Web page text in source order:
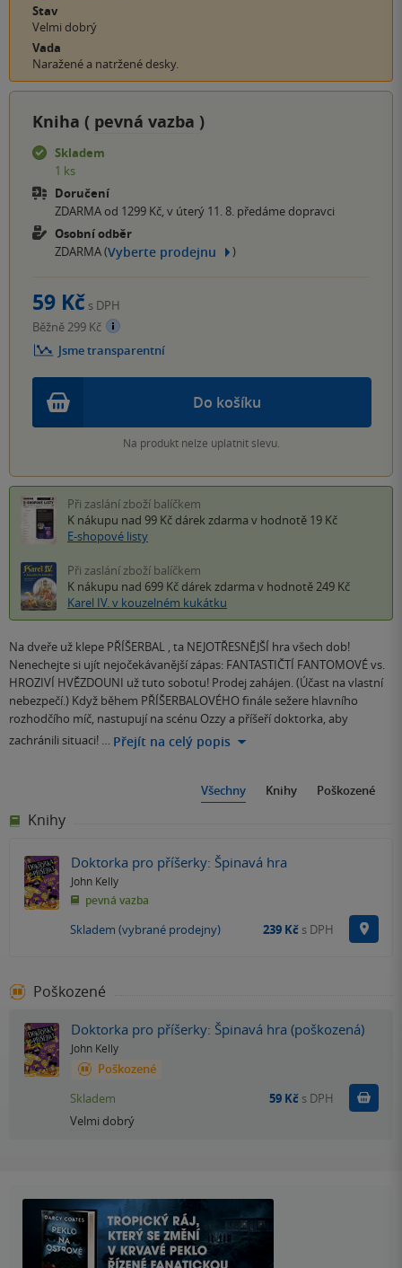
Stav
Velmi dobrý
Vada
Naražené a natržené desky.
Kniha ( pevná vazba )
Skladem
1 ks
Doručení
ZDARMA od 1299 Kč, v úterý 11. 8. předáme dopravci
Osobní odběr
ZDARMA (Vyberte prodejnu )
Do košíku
Na produkt nelze uplatnit slevu.
59 Kč s DPH
Běžně 299 Kč
Jsme transparentní
Při zaslání zboží balíčkem
K nákupu nad 99 Kč dárek zdarma v hodnotě 19 Kč
E-shopové listy
Při zaslání zboží balíčkem
K nákupu nad 699 Kč dárek zdarma v hodnotě 249 Kč
Karel IV. v kouzelném kukátku
Na dveře už klepe PŘÍŠERBAL , ta NEJOTŘESNĚJŠÍ hra všech dob!
Nenechejte si ujít nejočekávanější zápas: FANTASTIČTÍ FANTOMOVÉ vs.
HROZIVÍ HVĚZDOUNI už tuto sobotu! Prodej zahájen. (Účast na vlastní
nebezpečí.) Když během PŘÍŠERBALOVÉHO finále sežere hlavního
rozhodčího míč, nastupují na scénu Ozzy a příšeří doktorka, aby
zachránili situaci! … Přejít na celý popis
Všechny Knihy Poškozené
Knihy
Doktorka pro příšerky: Špinavá hra
John Kelly
pevná vazba
Skladem (vybrané prodejny) 239 Kč s DPH
Poškozené
Doktorka pro příšerky: Špinavá hra (poškozená)
John Kelly
Poškozené
Velmi dobrý
Skladem 59 Kč s DPH